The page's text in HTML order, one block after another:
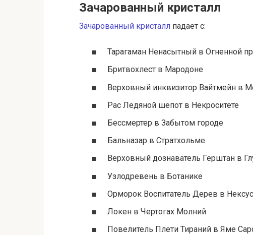
Зачарованный кристалл
Зачарованный кристалл падает с:
Тарагаман Ненасытный в Огненной
Бритвохлест в Мародоне
Верховный инквизитор Вайтмейн в
Рас Ледяной шепот в Некроситете
Бессмертер в Забытом городе
Бальназар в Стратхольме
Верховный дознаватель Герштан в
Узлодревень в Ботанике
Орморок Воспитатель Дерев в
Локен в Чертогах Молний
Повелитель Плети Тираний в Яме